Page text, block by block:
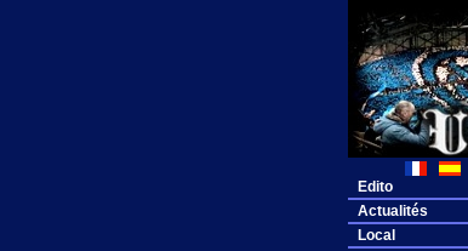
Edito
Actualités
Local